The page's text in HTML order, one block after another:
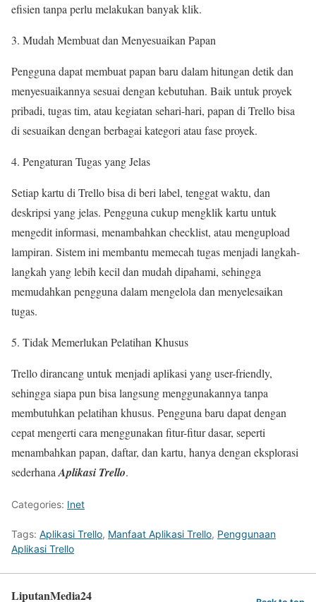
efisien tanpa perlu melakukan banyak klik.
Mudah Membuat dan Menyesuaikan Papan
Pengguna dapat membuat papan baru dalam hitungan detik dan
menyesuaikannya sesuai dengan kebutuhan. Baik untuk proyek
pribadi, tugas tim, atau kegiatan sehari-hari, papan di Trello bisa
di sesuaikan dengan berbagai kategori atau fase proyek.
Pengaturan Tugas yang Jelas
Setiap kartu di Trello bisa di beri label, tenggat waktu, dan
deskripsi yang jelas. Pengguna cukup mengklik kartu untuk
mengedit informasi, menambahkan checklist, atau mengupload
lampiran. Sistem ini membantu memecah tugas menjadi langkah-
langkah yang lebih kecil dan mudah dipahami, sehingga
memudahkan pengguna dalam mengelola dan menyelesaikan
tugas.
Tidak Memerlukan Pelatihan Khusus
Trello dirancang untuk menjadi aplikasi yang user-friendly,
sehingga siapa pun bisa langsung menggunakannya tanpa
membutuhkan pelatihan khusus. Pengguna baru dapat dengan
cepat mengerti cara menggunakan fitur-fitur dasar, seperti
menambahkan papan, daftar, dan kartu, hanya dengan eksplorasi
sederhana Aplikasi Trello.
Categories: Inet
Tags: Aplikasi Trello, Manfaat Aplikasi Trello, Penggunaan
Aplikasi Trello
LiputanMedia24